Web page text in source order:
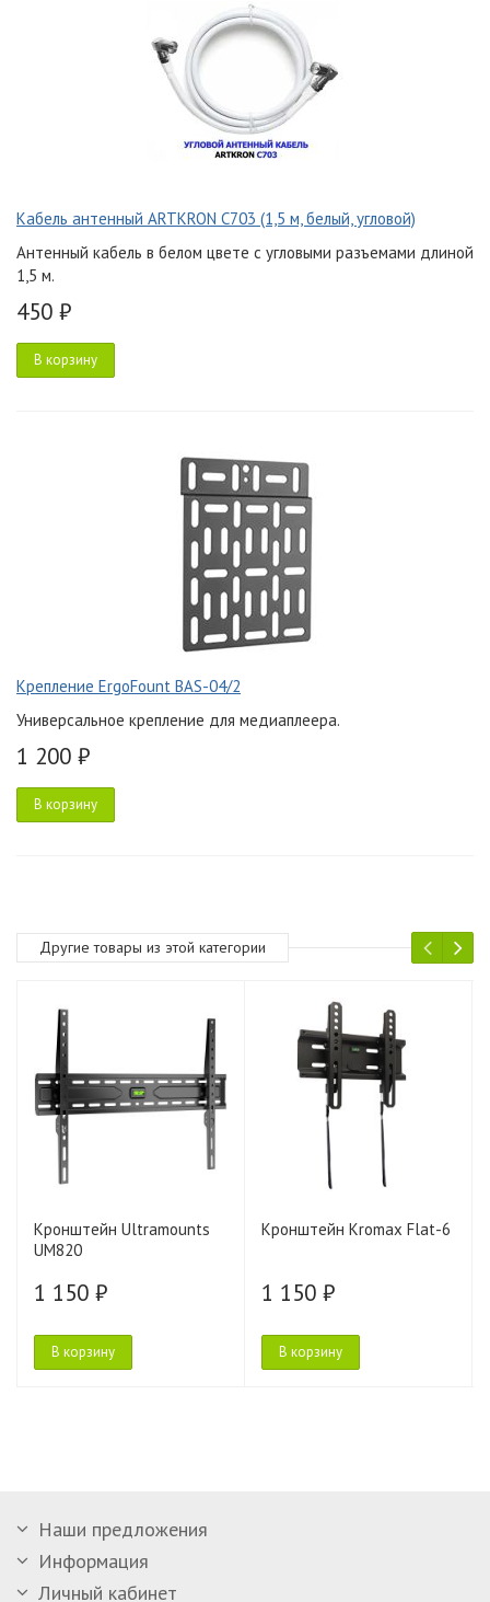
Кабель антенный ARTKRON C703 (1,5 м, белый, угловой)
Антенный кабель в белом цвете с угловыми разъемами длиной
1,5 м.
450 ₽
В корзину
Крепление ErgoFount BAS-04/2
Универсальное крепление для медиаплеера.
1 200 ₽
В корзину
Другие товары из этой категории
Кронштейн Ultramounts
UM820
1 150 ₽
В корзину
Кронштейн Kromax Flat-6
1 150 ₽
В корзину
Наши предложения
Информация
Личный кабинет